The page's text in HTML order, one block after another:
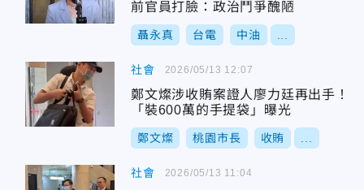
前官員打臉：政治鬥爭醜陋
聶永真 台電 中油
社會
鄭文燦涉收賄案證人廖力廷再出手！
「裝600萬的手提袋」曝光
鄭文燦 桃園市長 收賄
2026/05/13 12:07
社會 2026/05/13 11:04